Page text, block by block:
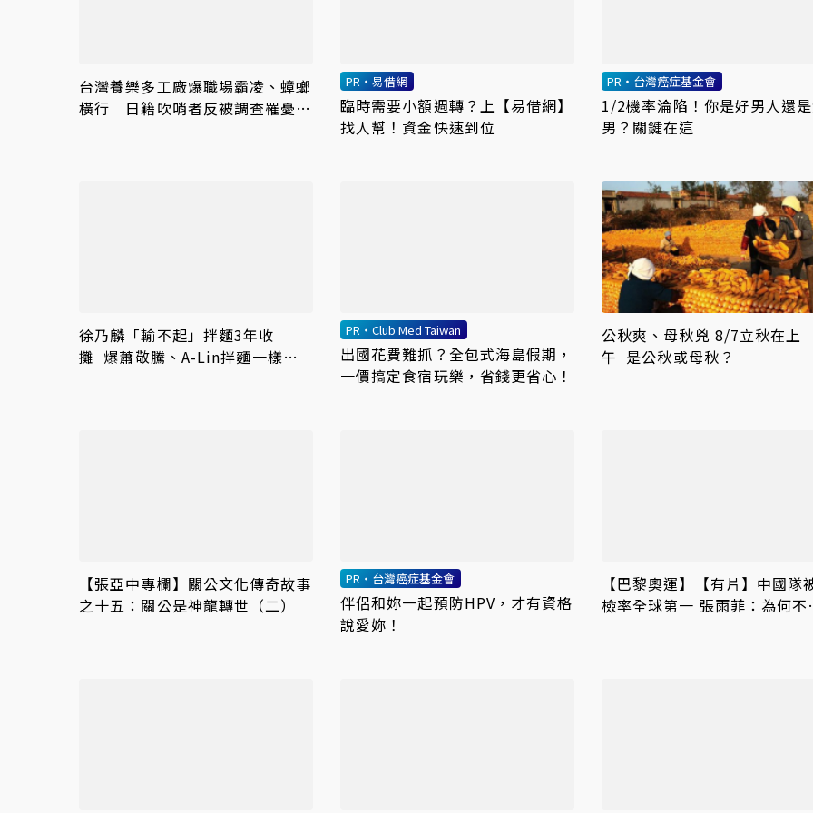
台灣養樂多工廠爆職場霸凌、蟑螂
橫行 日籍吹哨者反被調查罹憂鬱
PR・易借網
臨時需要小額週轉？上【易借網】
找人幫！資金快速到位
PR・台灣癌症基金會
1/2機率淪陷！你是好男人還
男？關鍵在這
徐乃麟「輸不起」拌麵3年收
攤 爆蕭敬騰、A-Lin拌麵一樣歇
PR・Club Med Taiwan
出國花費難抓？全包式海島假期，
一價搞定食宿玩樂，省錢更省心！
公秋爽、母秋兇 8/7立秋在上
午 是公秋或母秋？
【張亞中專欄】關公文化傳奇故事
之十五：關公是神龍轉世（二）
PR・台灣癌症基金會
伴侶和妳一起預防HPV，才有資格
說愛妳！
【巴黎奧運】【有片】中國隊
檢率全球第一 張雨菲：為何不